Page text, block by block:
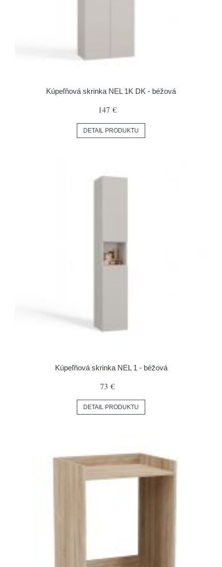
Kúpeľňová skrinka NEL 1K DK - béžová
147 €
DETAIL PRODUKTU
Kúpeľňová skrinka NEL 1 - béžová
73 €
DETAIL PRODUKTU